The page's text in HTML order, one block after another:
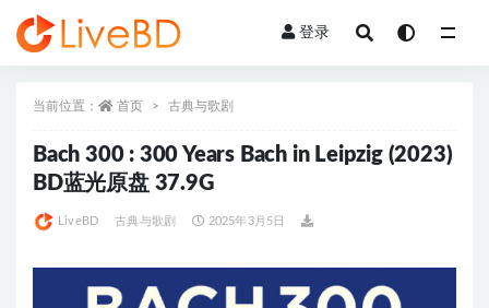
登录
当前位置： 首页 古典与歌剧
Bach 300 : 300 Years Bach in Leipzig (2023)
BD蓝光原盘 37.9G
LiveBD 古典与歌剧 2025年3月5日